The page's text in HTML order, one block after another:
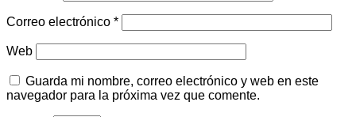
Correo electrónico *
Web
Guarda mi nombre, correo electrónico y web en este
navegador para la próxima vez que comente.